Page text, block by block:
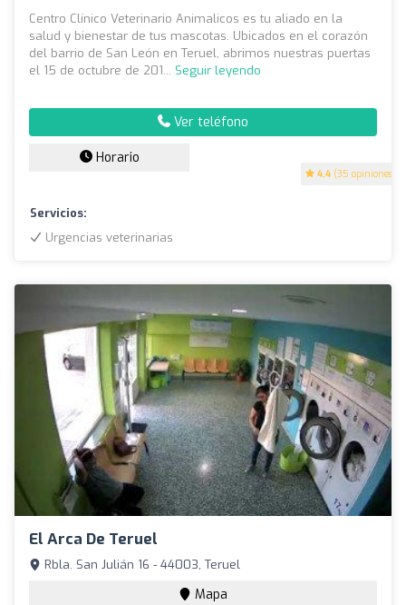
4.4 (35 opiniones)
Centro Clínico Veterinario Animalicos es tu aliado en la
salud y bienestar de tus mascotas. Ubicados en el corazón
del barrio de San León en Teruel, abrimos nuestras puertas
el 15 de octubre de 201... Seguir leyendo
Ver teléfono
Horario
Servicios:
Urgencias veterinarias
El Arca De Teruel
Rbla. San Julián 16 - 44003, Teruel
Mapa